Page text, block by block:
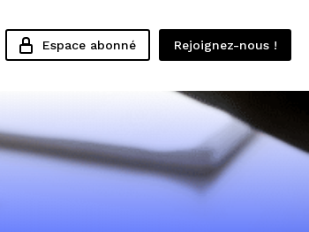
Espace abonné Rejoignez-nous !